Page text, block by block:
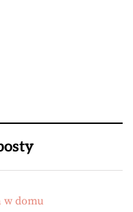
w domu